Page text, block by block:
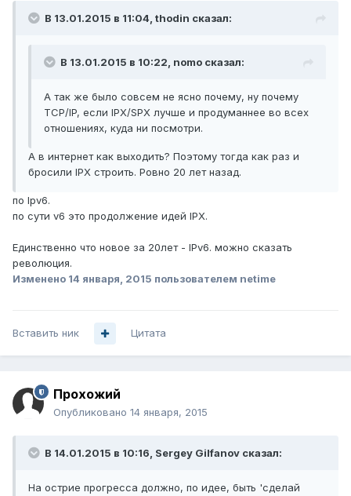
В 13.01.2015 в 11:04, thodin сказал:
В 13.01.2015 в 10:22, nomo сказал:
А так же было совсем не ясно почему, ну почему
TCP/IP, если IPX/SPX лучше и продуманнее во всех
отношениях, куда ни посмотри.
А в интернет как выходить? Поэтому тогда как раз и
бросили IPX строить. Ровно 20 лет назад.
по Ipv6.
по сути v6 это продолжение идей IPX.
Единственно что новое за 20лет - IPv6. можно сказать
революция.
Изменено 14 января, 2015 пользователем netime
Вставить ник Цитата
Прохожий
Опубликовано 14 января, 2015
В 14.01.2015 в 10:16, Sergey Gilfanov сказал:
На острие прогресса должно, по идее, быть 'сделай